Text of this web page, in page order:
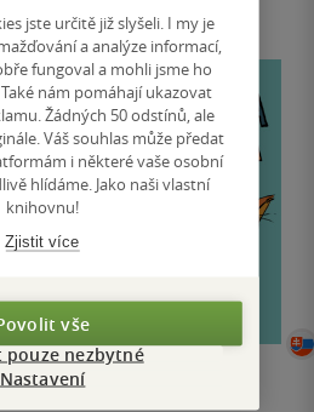
Psia škola kocúra
Červenochvosta
jste určitě již slyšeli. I my je
a analýze informací,
fungoval a mohli jsme ho
nám pomáhají ukazovat
Žádných 50 odstínů, ale
Váš souhlas může předat
i některé vaše osobní
hlídáme. Jako naši vlastní
knihovnu!
Zjistit více
vše
pouze nezbytné
Nastavení